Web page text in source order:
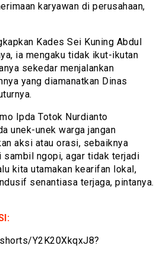
karyawan di perusahaan,
Kades Sei Kuning Abdul
ia mengaku tidak ikut-ikutan
sekedar menjalankan
yang diamanatkan Dinas
Ipda Totok Nurdianto
unek-unek warga jangan
aksi atau orasi, sebaiknya
sambil ngopi, agar tidak terjadi
kita utamakan kearifan lokal,
senantiasa terjaga, pintanya.
Y2K20XkqxJ8?